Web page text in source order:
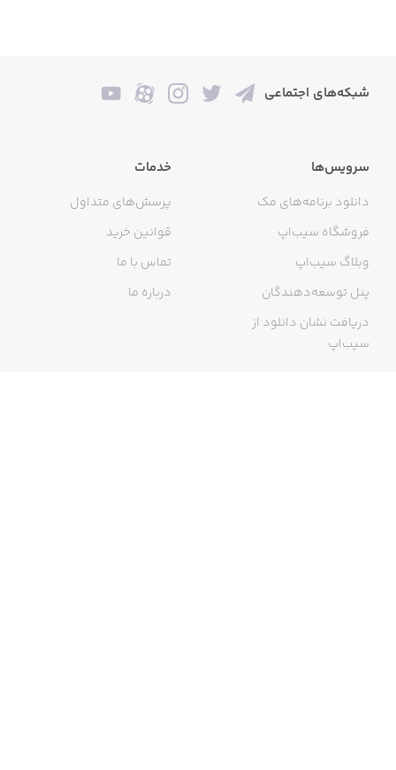
شبکه‌های اجتماعی
سرویس‌ها
دانلود برنامه‌های مک
فروشگاه سیب‌اپ
وبلاگ سیب‌اپ
پنل توسعه‌دهندگان
دریافت نشان دانلود از
سیب‌اپ
خدمات
پرسش‌های متداول
قوانین خرید
تماس با ما
درباره ما